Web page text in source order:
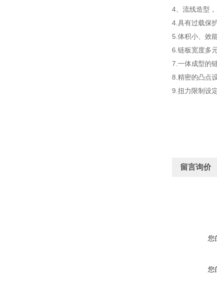
4、流线造型
4.具有过载保
5.体积小、效
6.链板宽度多
7.一体成型的
8.精密的凸点
9.扭力限制设
留言询价
您
您